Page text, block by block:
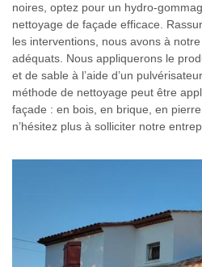
noires, optez pour un hydro-
nettoyage de façade efficace.
les interventions, nous avons à
adéquats. Nous appliquerons le
et de sable à l’aide d’un
méthode de nettoyage peut être
façade : en bois, en brique, en
n’hésitez plus à solliciter notre